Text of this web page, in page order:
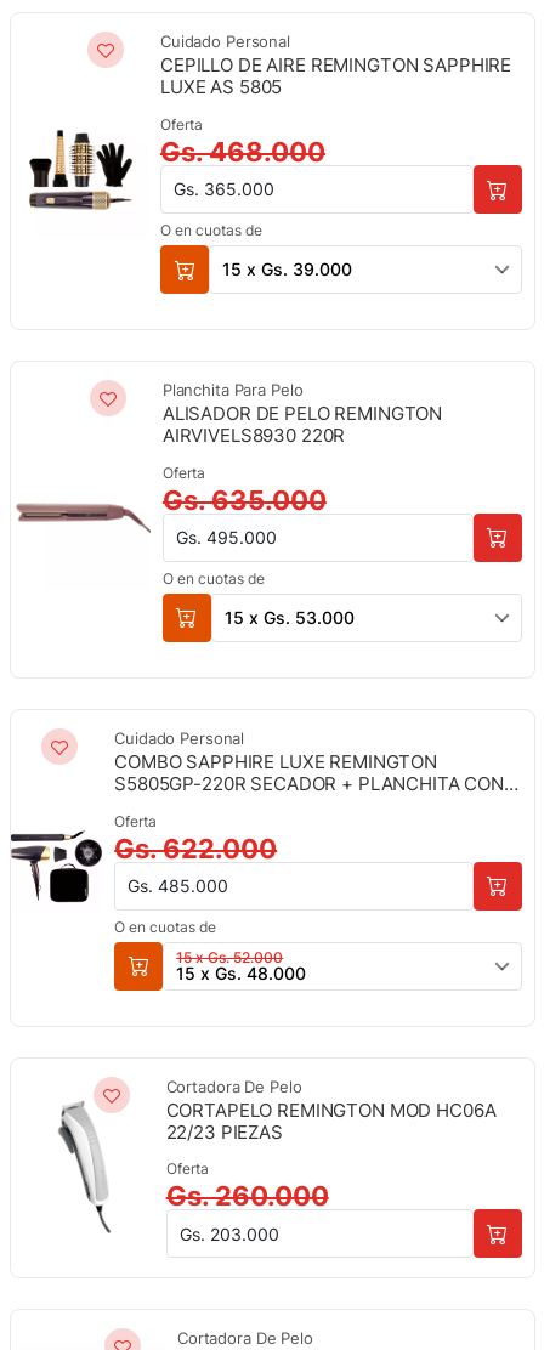
Cuidado Personal
CEPILLO DE AIRE REMINGTON SAPPHIRE
LUXE AS 5805
Oferta
Gs. 468.000
Gs. 365.000
O en cuotas de
15 x Gs. 39.000
Planchita Para Pelo
ALISADOR DE PELO REMINGTON
AIRVIVELS8930 220R
Oferta
Gs. 635.000
Gs. 495.000
O en cuotas de
15 x Gs. 53.000
Cuidado Personal
COMBO SAPPHIRE LUXE REMINGTON
S5805GP-220R SECADOR + PLANCHITA CON
Oferta
Gs. 622.000
Gs. 485.000
O en cuotas de
15 x Gs. 52.000
15 x Gs. 48.000
Cortadora De Pelo
CORTAPELO REMINGTON MOD HC06A
22/23 PIEZAS
Oferta
Gs. 260.000
Gs. 203.000
Cortadora De Pelo